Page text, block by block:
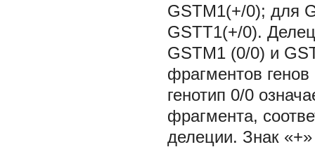
GSTM1(+/0); для
GSTT1(+/0).
GSTM1 (0/0) и
фрагментов
генотип 0/0
фрагмента,
делеции. Знак